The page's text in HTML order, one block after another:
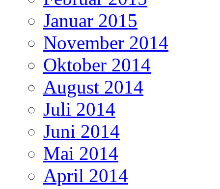
Januar 2015
November 2014
Oktober 2014
August 2014
Juli 2014
Juni 2014
Mai 2014
April 2014